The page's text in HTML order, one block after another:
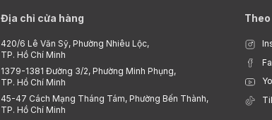
Địa chỉ cửa hàng
420/6 Lê Văn Sỹ, Phường Nhiêu Lộc,
TP. Hồ Chí Minh
1379-1381 Đường 3/2, Phường Minh Phụng,
TP. Hồ Chí Minh
45-47 Cách Mạng Tháng Tám, Phường Bến Thành,
TP. Hồ Chí Minh